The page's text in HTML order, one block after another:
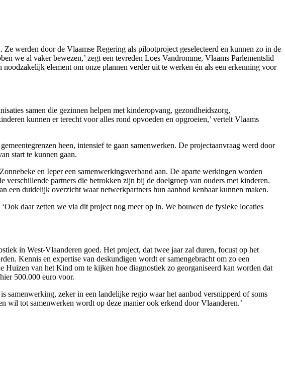
werden door de Vlaamse Regering als pilootproject geselecteerd en kunnen zo in de
we al vaker bewezen,’ zegt een tevreden Loes Vandromme, Vlaams Parlementslid
element om onze plannen verder uit te werken én als een erkenning voor
samen die gezinnen helpen met kinderopvang, gezondheidszorg,
kunnen er terecht voor alles rond opvoeden en opgroeien,’ vertelt Vlaams
heen, intensief te gaan samenwerken. De projectaanvraag werd door
start te kunnen gaan.
en Ieper een samenwerkingsverband aan. De aparte werkingen worden
partners die betrokken zijn bij de doelgroep van ouders met kinderen.
een duidelijk overzicht waar netwerkpartners hun aanbod kenbaar kunnen maken.
daar zetten we via dit project nog meer op in. We bouwen de fysieke locaties
in West-Vlaanderen goed. Het project, dat twee jaar zal duren, focust op het
Kennis en expertise van deskundigen wordt er samengebracht om zo een
van het Kind om te kijken hoe diagnostiek zo georganiseerd kan worden dat
500.000 euro voor.
zeker in een landelijke regio waar het aanbod versnipperd of soms
wil tot samenwerken wordt op deze manier ook erkend door Vlaanderen.’